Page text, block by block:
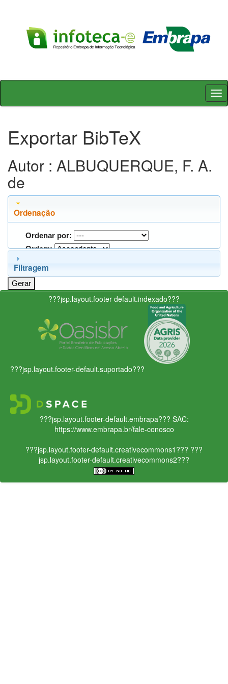
Skip
Exportar BibTeX
Autor : ALBUQUERQUE, F. A.
de
Ordenação
Ordenar por:
Ordem:
Filtragem
???jsp.layout.footer-default.indexado???
???jsp.layout.footer-default.suportado???
???jsp.layout.footer-default.embrapa??? SAC:
https://www.embrapa.br/fale-conosco
???jsp.layout.footer-default.creativecommons1??? ???
jsp.layout.footer-default.creativecommons2???